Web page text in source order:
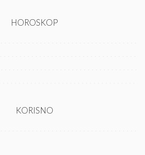
HOROSKOP
KORISNO